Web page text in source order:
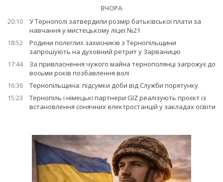
ВЧОРА
20:10
У Тернополі затвердили розмір батьківської плати за
навчання у мистецькому ліцеї №21
18:52
Родини полеглих захисників з Тернопільщини
запрошують на духовний ретрит у Зарваницю
17:44
За привласнення чужого майна тернополянці загрожує до
восьми років позбавлення волі
16:36
Тернопільщина: підсумки доби від Служби порятунку
15:23
Тернопіль і німецькі партнери GIZ реалізують проєкт із
встановлення сонячних електростанцій у закладах освіти